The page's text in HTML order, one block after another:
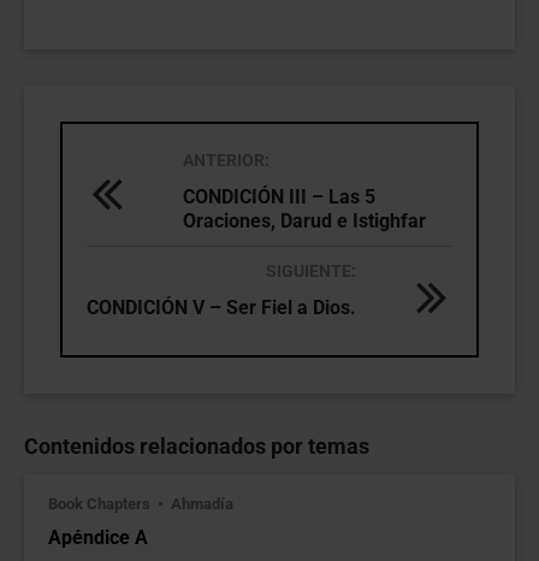
Contenidos relacionados por temas
Book Chapters Ahmadía
Apéndice A
ANTERIOR:
CONDICIÓN III – Las 5
Oraciones, Darud e Istighfar
SIGUIENTE:
CONDICIÓN V – Ser Fiel a Dios.